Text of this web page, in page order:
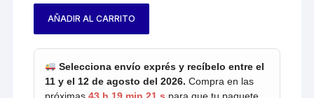
Zcube
cantidad
AÑADIR AL CARRITO
Selecciona envío exprés y recíbelo entre el
11 y el 12 de agosto del 2026. Compra en las
próximas43 h 19 min 20 s para que tu paquete